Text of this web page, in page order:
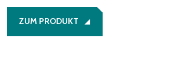
ZUM PRODUKT